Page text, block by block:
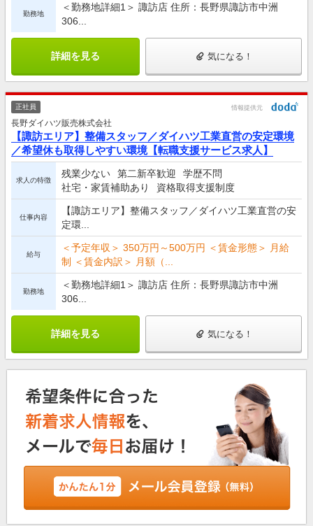
勤務地
＜勤務地詳細1＞ 諏訪店 住所：長野県諏訪市中洲
306...
詳細を見る 気になる！
正社員 情報提供元
長野ダイハツ販売株式会社
【諏訪エリア】整備スタッフ／ダイハツ工業直営の安定環境
／希望休も取得しやすい環境【転職支援サービス求人】
求人の特徴
残業少ない 第二新卒歓迎
学歴不問
社宅・家賃補助あり
資格取得支援制度
仕事内容
【諏訪エリア】整備スタッフ／ダイハツ工業直営の安
定環...
給与
＜予定年収＞ 350万円～500万円 ＜賃金形態＞ 月給
制 ＜賃金内訳＞ 月額（...
勤務地
＜勤務地詳細1＞ 諏訪店 住所：長野県諏訪市中洲
306...
詳細を見る 気になる！